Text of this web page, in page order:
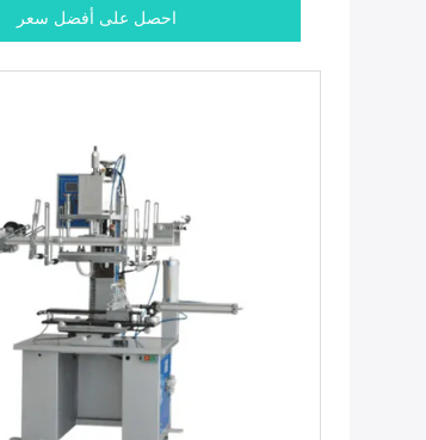
احصل على أفضل سعر